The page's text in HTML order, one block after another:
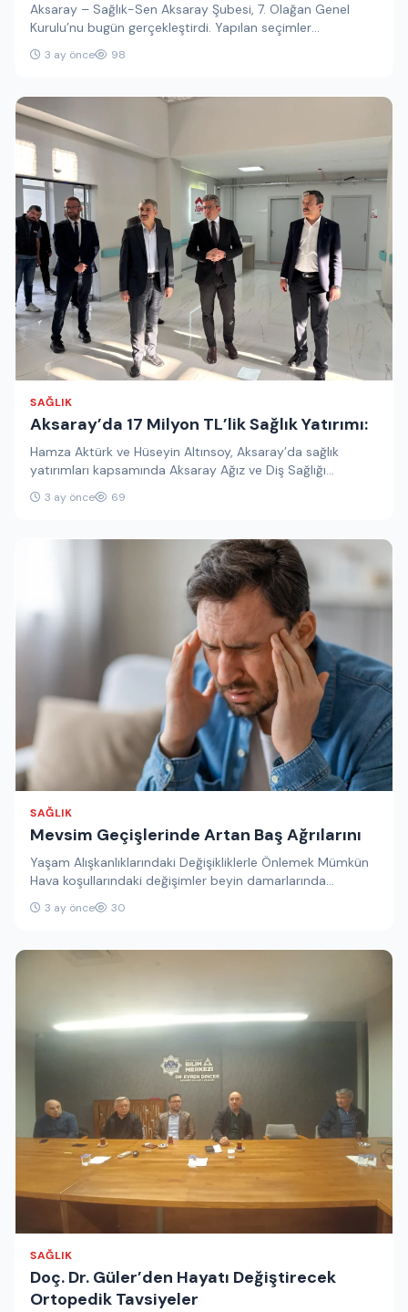
Aksaray – Sağlık-Sen Aksaray Şubesi, 7. Olağan Genel
Kurulu’nu bugün gerçekleştirdi. Yapılan seçimler
sonucunda mevcut başkan Rıfat Kaya,…
3 ay önce 98
SAĞLIK
Aksaray’da 17 Milyon TL’lik Sağlık Yatırımı:
Hamza Aktürk ve Hüseyin Altınsoy, Aksaray’da sağlık
yatırımları kapsamında Aksaray Ağız ve Diş Sağlığı
Merkezi’nde yürütülen çalışmaları yerinde…
3 ay önce 69
SAĞLIK
Mevsim Geçişlerinde Artan Baş Ağrılarını
Yaşam Alışkanlıklarındaki Değişikliklerle Önlemek Mümkün
Hava koşullarındaki değişimler beyin damarlarında
dalgalanmalara yol açarak baş ağrılarını tetikleyebiliyor.
Atabay Medikal…
3 ay önce 30
SAĞLIK
Doç. Dr. Güler’den Hayatı Değiştirecek
Ortopedik Tavsiyeler